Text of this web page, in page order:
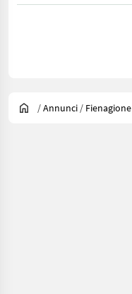
/Annunci / Fienagione